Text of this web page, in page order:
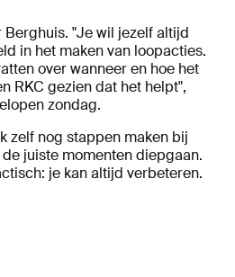
"Je wil jezelf altijd
in het maken van loopacties.
over wanneer en hoe het
RKC gezien dat het helpt",
zondag.
zelf nog stappen maken bij
juiste momenten diepgaan.
je kan altijd verbeteren.